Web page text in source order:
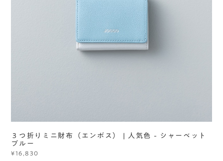
３つ折りミニ財布（エンボス） | 人気色 - シャーベット
ブルー
¥16,830